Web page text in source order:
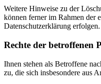
Weitere Hinweise zu der
können ferner im Rahmen der
Datenschutzerklärung erfolgen.
Rechte der betroffenen
Ihnen stehen als Betroffene
zu, die sich insbesondere aus